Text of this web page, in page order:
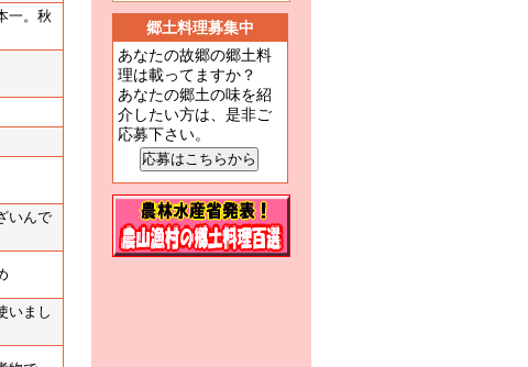
一。秋
いんで
いまし
郷土料理募集中
あなたの故郷の郷土料
理は載ってますか？
あなたの郷土の味を紹
介したい方は、是非ご
応募下さい。